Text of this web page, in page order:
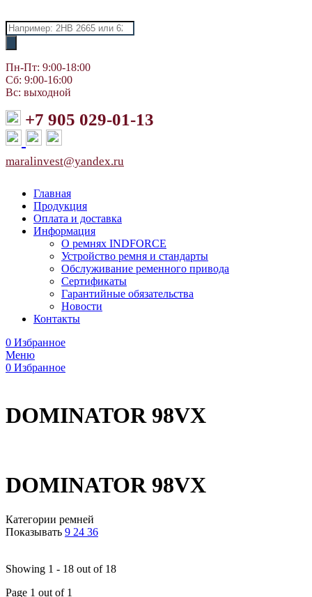
Поиск
товаров
Пн-Пт: 9:00-18:00
Сб: 9:00-16:00
Вс: выходной
+7 905 029-01-13
maralinvest@yandex.ru
Главная
Продукция
Оплата и доставка
Информация
О ремнях INDFORCE
Устройство ремня и стандарты
Обслуживание ременного привода
Сертификаты
Гарантийные обязательства
Новости
Контакты
0 Избранное
Меню
0 Избранное
DOMINATOR 98VX
DOMINATOR 98VX
Категории ремней
Показывать 9 24 36
Showing 1 - 18 out of 18
Page 1 out of 1